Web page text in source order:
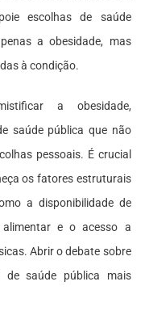
escolhas de saúde
a obesidade, mas
à condição.
a obesidade,
saúde pública que não
pessoais. É crucial
os fatores estruturais
a disponibilidade de
alimentar e o acesso a
Abrir o debate sobre
saúde pública mais